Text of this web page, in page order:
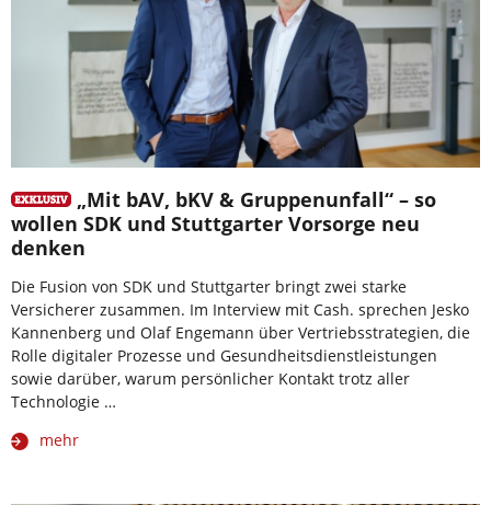
„Mit bAV, bKV & Gruppenunfall“ – so
wollen SDK und Stuttgarter Vorsorge neu
denken
Die Fusion von SDK und Stuttgarter bringt zwei starke
Versicherer zusammen. Im Interview mit Cash. sprechen Jesko
Kannenberg und Olaf Engemann über Vertriebsstrategien, die
Rolle digitaler Prozesse und Gesundheitsdienstleistungen
sowie darüber, warum persönlicher Kontakt trotz aller
Technologie …
mehr